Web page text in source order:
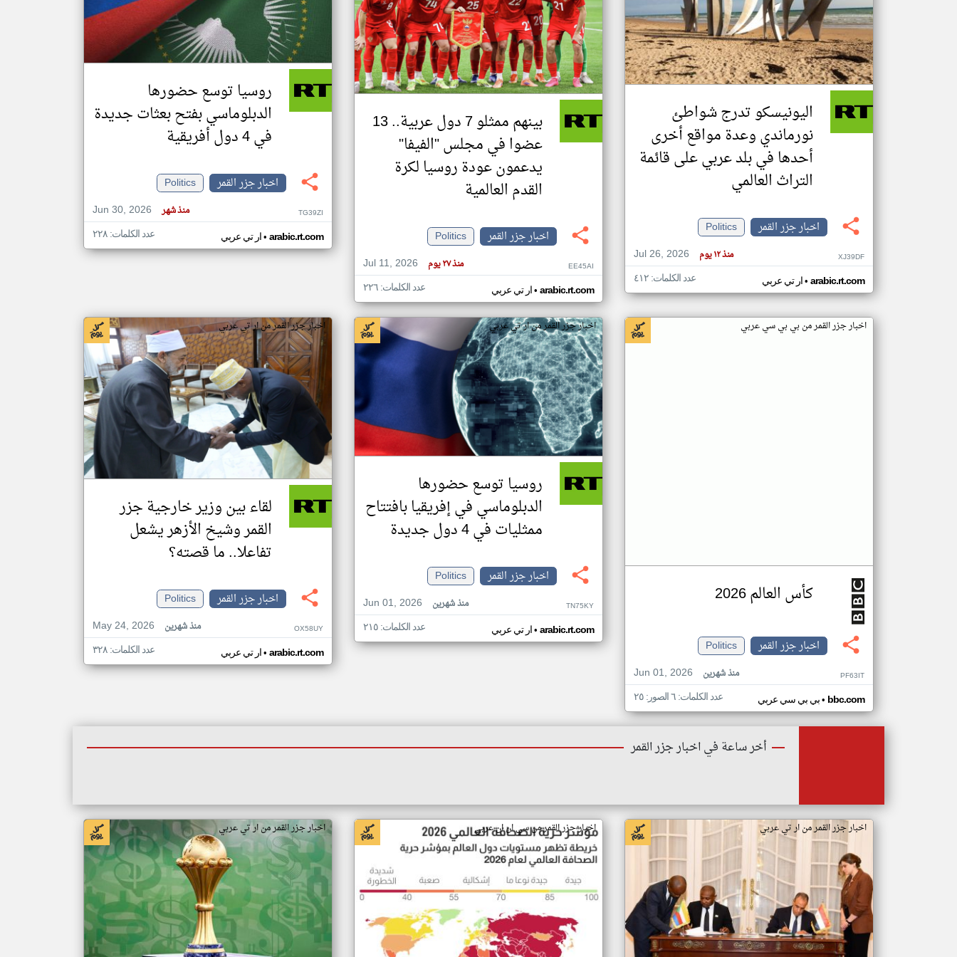
تغيير الدولة
اخبار جزر القمر على مدار الساعة
أهم اخبار جزر القمر العاجلة والمباشرة
اليونيسكو تدرج شواطئ
نورماندي وعدة مواقع أخرى
أحدها في بلد عربي على قائمة
التراث العالمي
اخبار جزر القمر
Politics
Jul 26, 2026
منذ ١٢ يوم XJ39DF
ار تي عربي• arabic.rt.com عدد الكلمات: ٤١٢
بينهم ممثلو 7 دول عربية.. 13
عضوا في مجلس "الفيفا"
يدعمون عودة روسيا لكرة
القدم العالمية
اخبار جزر القمر
Politics
Jul 11, 2026
منذ ٢٧ يوم EE45AI
ار تي عربي• arabic.rt.com عدد الكلمات: ٢٢٦
روسيا توسع حضورها
الدبلوماسي بفتح بعثات جديدة
في 4 دول أفريقية
اخبار جزر القمر
Politics
Jun 30, 2026
منذ شهر TG39ZI
ار تي عربي• arabic.rt.com عدد الكلمات: ٢٢٨
اخبار جزر القمر من بي بي سي عربي
كأس العالم 2026
اخبار جزر القمر
Politics
Jun 01, 2026
منذ شهرين PF63IT
بي بي سي عربي• bbc.com عدد الكلمات: ٦ الصور: ٢٥
اخبار جزر القمر من ار تي عربي
روسيا توسع حضورها
الدبلوماسي في إفريقيا بافتتاح
ممثليات في 4 دول جديدة
اخبار جزر القمر
Politics
Jun 01, 2026
منذ شهرين TN75KY
ار تي عربي• arabic.rt.com عدد الكلمات: ٢١٥
اخبار جزر القمر من ار تي عربي
لقاء بين وزير خارجية جزر
القمر وشيخ الأزهر يشعل
تفاعلا.. ما قصته؟
اخبار جزر القمر
Politics
May 24, 2026
منذ شهرين OX58UY
ار تي عربي• arabic.rt.com عدد الكلمات: ٣٢٨
أخر ساعة في اخبار جزر القمر
اخبار جزر القمر من ار تي عربي اخبار جزر القمر من سي ان ان عربي اخبار جزر القمر من ار تي عربي
klyoum.com